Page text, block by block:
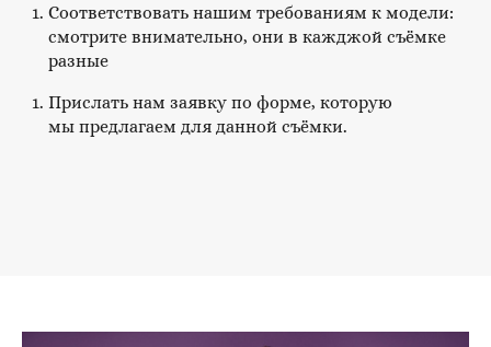
Соответствовать нашим требованиям к модели:
смотрите внимательно, они в кажджой съёмке
разные
Прислать нам заявку по форме, которую
мы предлагаем для данной съёмки.